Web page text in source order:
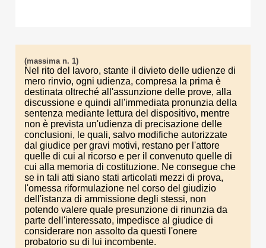
(massima n. 1)
Nel rito del lavoro, stante il divieto delle udienze di
mero rinvio, ogni udienza, compresa la prima è
destinata oltreché all'assunzione delle prove, alla
discussione e quindi all'immediata pronunzia della
sentenza mediante lettura del dispositivo, mentre
non è prevista un'udienza di precisazione delle
conclusioni, le quali, salvo modifiche autorizzate
dal giudice per gravi motivi, restano per l'attore
quelle di cui al ricorso e per il convenuto quelle di
cui alla memoria di costituzione. Ne consegue che
se in tali atti siano stati articolati mezzi di prova,
l'omessa riformulazione nel corso del giudizio
dell'istanza di ammissione degli stessi, non
potendo valere quale presunzione di rinunzia da
parte dell'interessato, impedisce al giudice di
considerare non assolto da questi l'onere
probatorio su di lui incombente.